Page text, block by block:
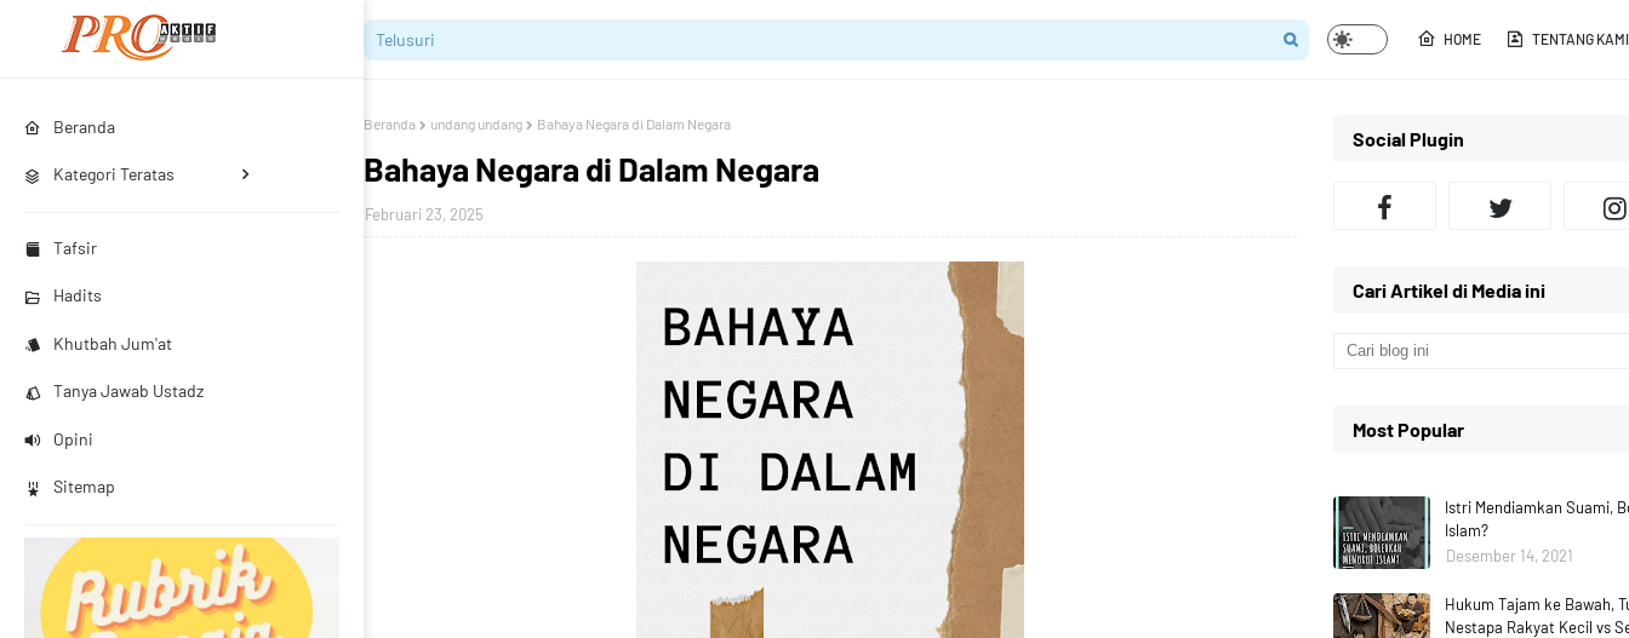
Beranda
Kategori Teratas
Tafsir
Hadits
Khutbah Jum'at
Tanya Jawab Ustadz
Opini
Sitemap
HOME TENTANG KAMI
Beranda undang undang Bahaya Negara di Dalam Negara
Bahaya Negara di Dalam Negara
Februari 23, 2025
Social Plugin
Cari Artikel di Media ini
Most Popular
Istri Mendiamkan Suami,
Islam?
Desember 14, 2021
Hukum Tajam ke Bawah,
Nestapa Rakyat Kecil vs